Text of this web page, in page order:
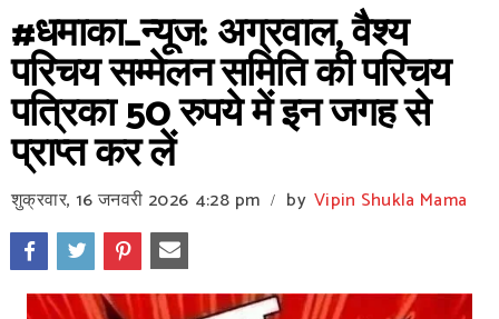
#धमाका_न्यूज: अग्रवाल, वैश्य
परिचय सम्मेलन समिति की परिचय
पत्रिका 50 रुपये में इन जगह से
प्राप्त कर लें
शुक्रवार, 16 जनवरी 2026 4:28 pm / by Vipin Shukla Mama